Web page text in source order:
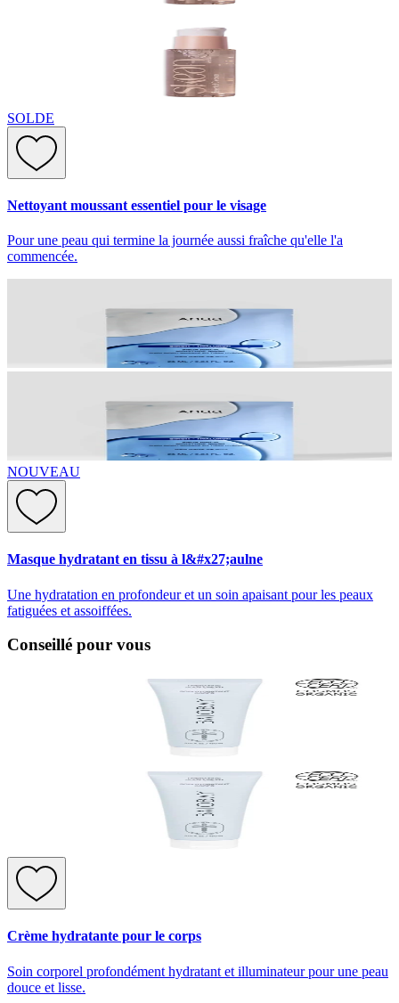
SOLDE
Nettoyant moussant essentiel pour le visage
Pour une peau qui termine la journée aussi fraîche qu'elle l'a
commencée.
NOUVEAU
Masque hydratant en tissu à l&#x27;aulne
Une hydratation en profondeur et un soin apaisant pour les peaux
fatiguées et assoiffées.
Conseillé pour vous
Crème hydratante pour le corps
Soin corporel profondément hydratant et illuminateur pour une peau
douce et lisse.